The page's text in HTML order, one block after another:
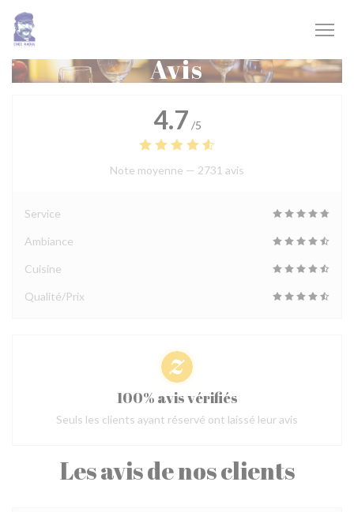
Personnalisation de vos choix en matière de cookies
Avis
Les avis de nos clients
4.7 /5
Note moyenne — 2731 avis
Service
Ambiance
Cuisine
Qualité/Prix
100% avis vérifiés
Seuls les clients ayant réservé ont laissé leur avis